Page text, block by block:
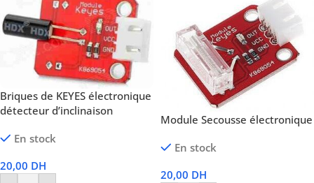
Briques de KEYES électronique
détecteur d’inclinaison
En stock
20,00 DH
Module Secousse électronique
En stock
20,00 DH